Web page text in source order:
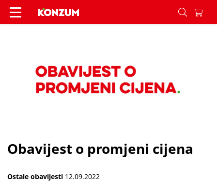
Obavijest o promjeni cijena - Vijesti - Konzum
Obavijest o promjeni cijena
Ostale obavijesti 12.09.2022